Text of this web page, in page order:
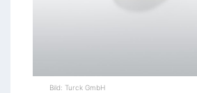
Bild: Turck GmbH